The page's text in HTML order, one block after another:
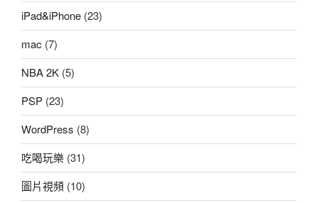
iPad&iPhone (23)
mac (7)
NBA 2K (5)
PSP (23)
WordPress (8)
吃喝玩樂 (31)
圖片視頻 (10)